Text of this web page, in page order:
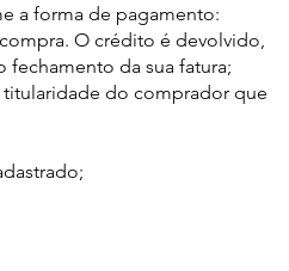
a forma de pagamento:
O crédito é devolvido,
da sua fatura;
do comprador que